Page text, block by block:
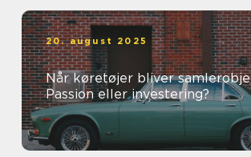
20. august 2025
Når køretøjer bliver
Passion eller investering?